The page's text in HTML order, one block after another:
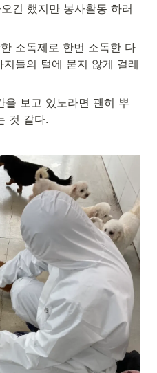
긴 했지만 봉사활동 하러
소독제로 한번 소독한 다
들의 털에 묻지 않게 걸레
을 보고 있노라면 괜히 뿌
것 같다.